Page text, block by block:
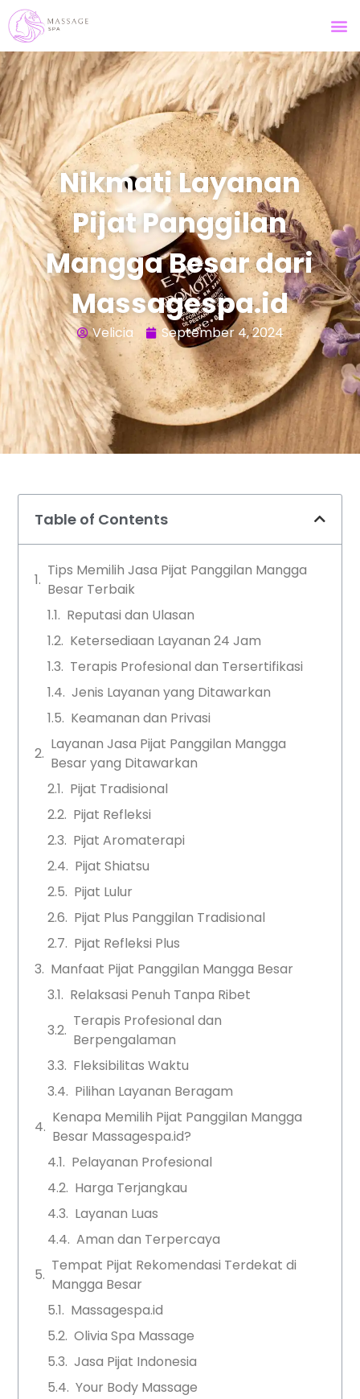
Nikmati Layanan
Pijat Panggilan
Mangga Besar dari
Massagespa.id
Velicia September 4, 2024
Table of Contents
Tips Memilih Jasa Pijat Panggilan Mangga
Besar Terbaik
Reputasi dan Ulasan
Ketersediaan Layanan 24 Jam
Terapis Profesional dan Tersertifikasi
Jenis Layanan yang Ditawarkan
Keamanan dan Privasi
Layanan Jasa Pijat Panggilan Mangga
Besar yang Ditawarkan
Pijat Tradisional
Pijat Refleksi
Pijat Aromaterapi
Pijat Shiatsu
Pijat Lulur
Pijat Plus Panggilan Tradisional
Pijat Refleksi Plus
Manfaat Pijat Panggilan Mangga Besar
Relaksasi Penuh Tanpa Ribet
Terapis Profesional dan
Berpengalaman
Fleksibilitas Waktu
Pilihan Layanan Beragam
Kenapa Memilih Pijat Panggilan Mangga
Besar Massagespa.id?
Pelayanan Profesional
Harga Terjangkau
Layanan Luas
Aman dan Terpercaya
Tempat Pijat Rekomendasi Terdekat di
Mangga Besar
Massagespa.id
Olivia Spa Massage
Jasa Pijat Indonesia
Your Body Massage